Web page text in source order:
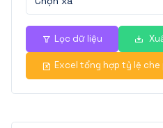
Lọc dữ liệu
Excel tổng hợp tỷ lệ che